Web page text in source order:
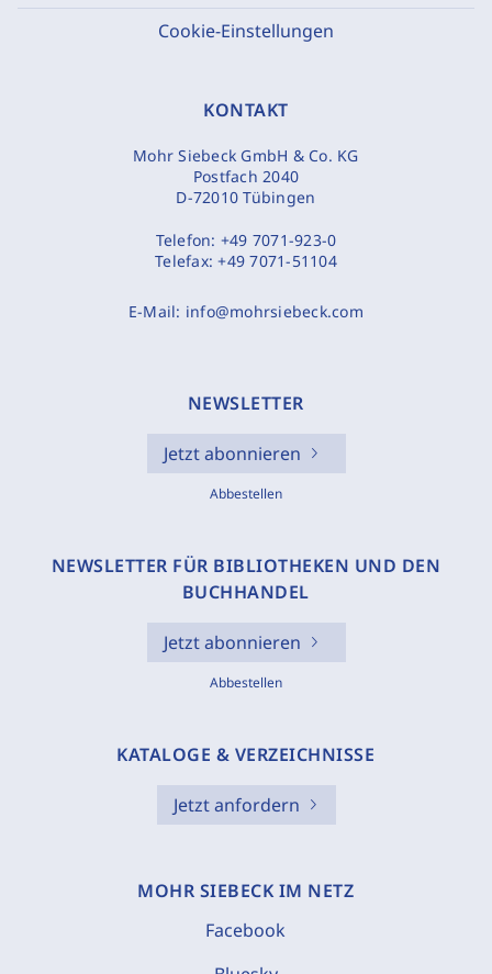
Cookie-Einstellungen
KONTAKT
Mohr Siebeck GmbH & Co. KG
Postfach 2040
D-72010 Tübingen
Telefon: +49 7071-923-0
Telefax:+49 7071-51104
E-Mail: info@mohrsiebeck.com
NEWSLETTER
Jetzt abonnieren
Abbestellen
NEWSLETTER FÜR BIBLIOTHEKEN UND DEN
BUCHHANDEL
Jetzt abonnieren
Abbestellen
KATALOGE & VERZEICHNISSE
Jetzt anfordern
MOHR SIEBECK IM NETZ
Facebook